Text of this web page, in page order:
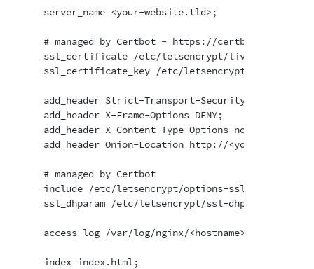
    server_name <your-website.tld>;
    # managed by Certbot - https://certbot.eff.org/
ssl_certificate /etc/letsencrypt/live/
ssl_certificate_key /etc/letsencrypt/live/
add_header Strict-Transport-Security "max-
    add_header X-Frame-Options DENY;
    add_header X-Content-Type-Options nosniff;
add_header Onion-Location http://<your-onion-
    # managed by Certbot
    include /etc/letsencrypt/options-ssl-nginx.conf;
    ssl_dhparam /etc/letsencrypt/ssl-dhparams.pem;
    access_log /var/log/nginx/<hostname>-access.log;
    index index.html;